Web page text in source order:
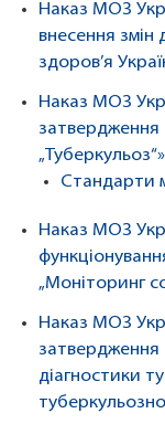
Наказ МОЗ
внесення змін
здоров’я
Наказ МОЗ
затвердження
„Туберкульоз“»
Стандарти
Наказ МОЗ
„Моніторинг
Наказ МОЗ
затвердження
діагностики